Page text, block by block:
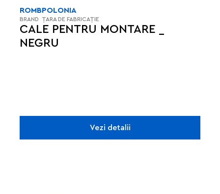
CALE PENTRU MONTARE _
NEGRU
ROMB
BRAND
POLONIA
ȚARA DE FABRICAȚIE
Vezi detalii